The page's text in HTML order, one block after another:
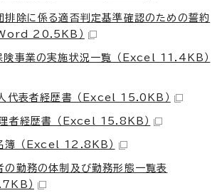
除に係る適否判定基準確認のための誓約
Word 20.5KB）
事業の実施状況一覧 （Excel 11.4KB）
表者経歴書 （Excel 15.0KB）
経歴書 （Excel 15.8KB）
（Excel 12.8KB）
勤務の体制及び勤務形態一覧表
）